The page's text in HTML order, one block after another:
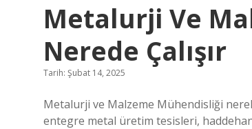
Metalurji Ve
Nerede Çalışır
Tarih: Şubat 14, 2025
Metalurji ve Malzeme Mühendisliği
entegre metal üretim tesisleri,